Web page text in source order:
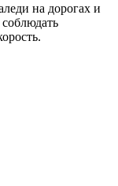
на дорогах и